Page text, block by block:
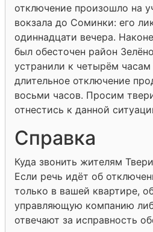
отключение произошло на
вокзала до Соминки: его
одиннадцати вечера.
был обесточен район
устранили к четырём
длительное отключение
восьми часов. Просим
отнестись к данной
Справка
Куда звонить жителям
Если речь идёт об
только в вашей квартире,
управляющую компанию
отвечают за исправность